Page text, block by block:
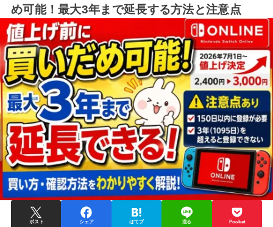
め可能！最大3年まで延長する方法と注意点
ポスト シェア はてブ 送る Pocket